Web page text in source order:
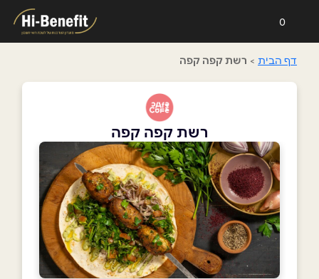
0
דף הבית > רשת קפה קפה
רשת קפה קפה